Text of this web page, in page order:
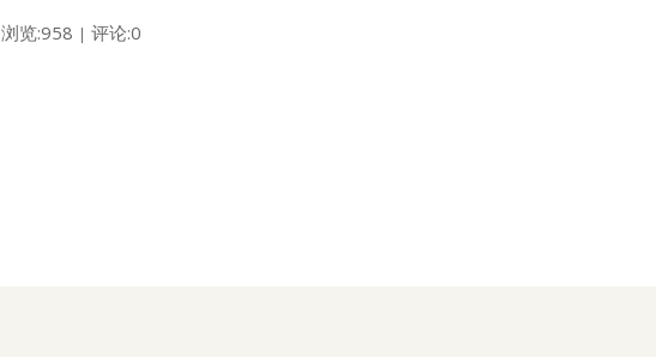
浏览:958 | 评论:0